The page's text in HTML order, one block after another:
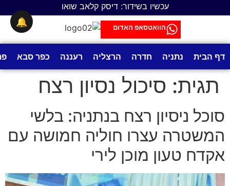
עכשיו בשידור: דיסק קלאב שואו
הוואטסאפ האדום
דף הבית נתניה חדרה הרצליה רעננה כפר סבא
תגית: סיכול נסיון רצח
סוכל ניסיון רצח בנתניה: בלשי
המשטרה עצרו חוליה חמושה עם
אקדח טעון מוכן לירי
🔔